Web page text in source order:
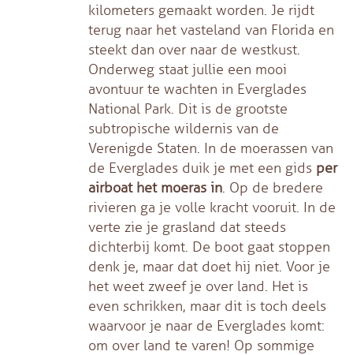
kilometers gemaakt worden. Je rijdt
terug naar het vasteland van Florida en
steekt dan over naar de westkust.
Onderweg staat jullie een mooi
avontuur te wachten in Everglades
National Park. Dit is de grootste
subtropische wildernis van de
Verenigde Staten. In de moerassen van
de Everglades duik je met een gids per
airboat het moeras in. Op de bredere
rivieren ga je volle kracht vooruit. In de
verte zie je grasland dat steeds
dichterbij komt. De boot gaat stoppen
denk je, maar dat doet hij niet. Voor je
het weet zweef je over land. Het is
even schrikken, maar dit is toch deels
waarvoor je naar de Everglades komt:
om over land te varen! Op sommige